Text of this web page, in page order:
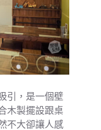
引，是一個壁
木製擺設跟桌
不大卻讓人感